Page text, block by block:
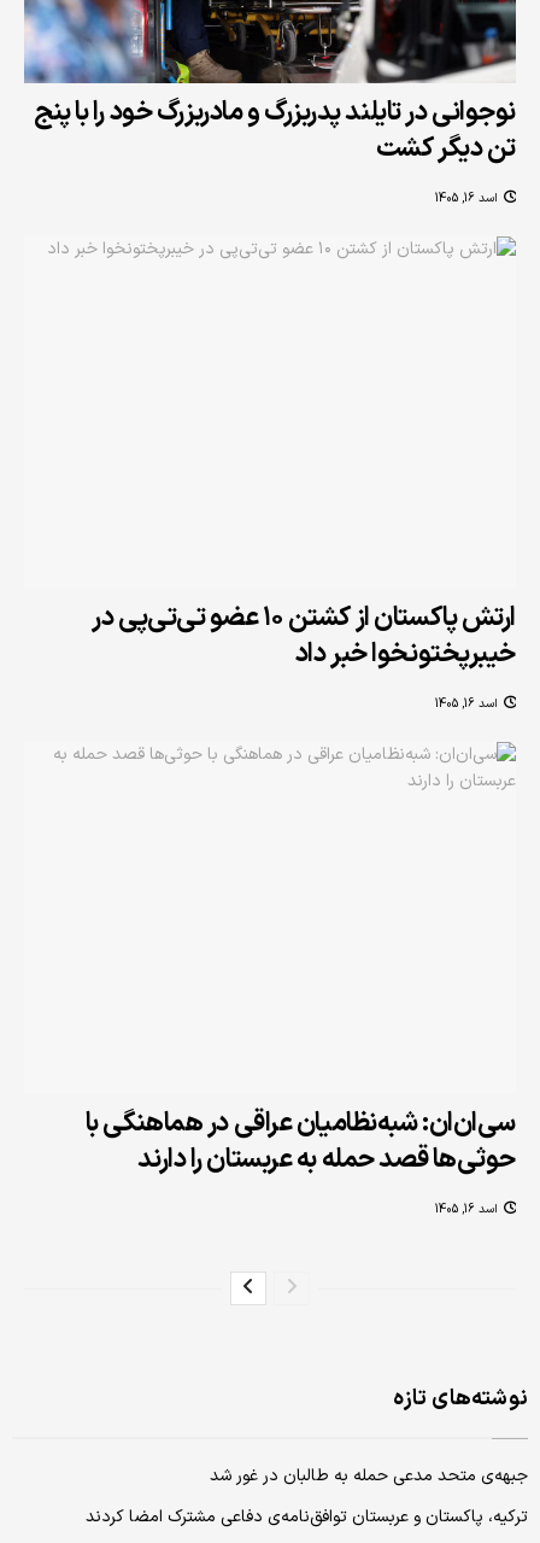
نوجوانی در تایلند پدربزرگ و مادربزرگ خود را با پنج
تن دیگر کشت
اسد 16, 1405
ارتش پاکستان از کشتن ۱۰ عضو تی‌تی‌پی در
خیبرپختونخوا خبر داد
اسد 16, 1405
سی‌ان‌ان: شبه‌نظامیان عراقی در هماهنگی با
حوثی‌ها قصد حمله به عربستان را دارند
اسد 16, 1405
نوشته‌های تازه
جبهه‌ی متحد مدعی حمله به طالبان در غور شد
ترکیه، پاکستان و عربستان توافق‌نامه‌ی دفاعی مشترک امضا کردند